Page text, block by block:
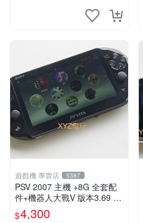
遊戲機 專賣店 5387
PSV 2007 主機 +8G 全套配
件+機器人大戰V 版本3.69 P
$4,300